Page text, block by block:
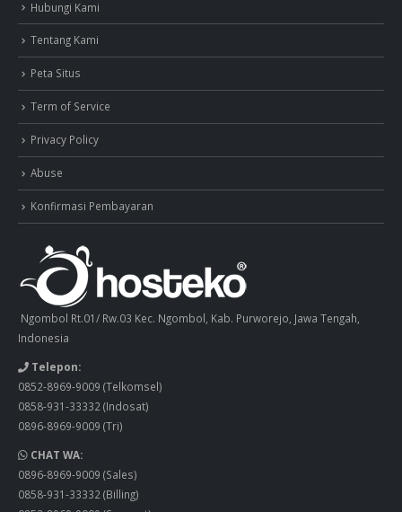
Hubungi Kami
Tentang Kami
Peta Situs
Term of Service
Privacy Policy
Abuse
Konfirmasi Pembayaran
Ngombol Rt.01/ Rw.03 Kec. Ngombol, Kab. Purworejo, Jawa Tengah,
Indonesia
Telepon:
0852-8969-9009 (Telkomsel)
0858-931-33332(Indosat)
0896-8969-9009 (Tri)
CHAT WA:
0896-8969-9009 (Sales)
0858-931-33332(Billing)